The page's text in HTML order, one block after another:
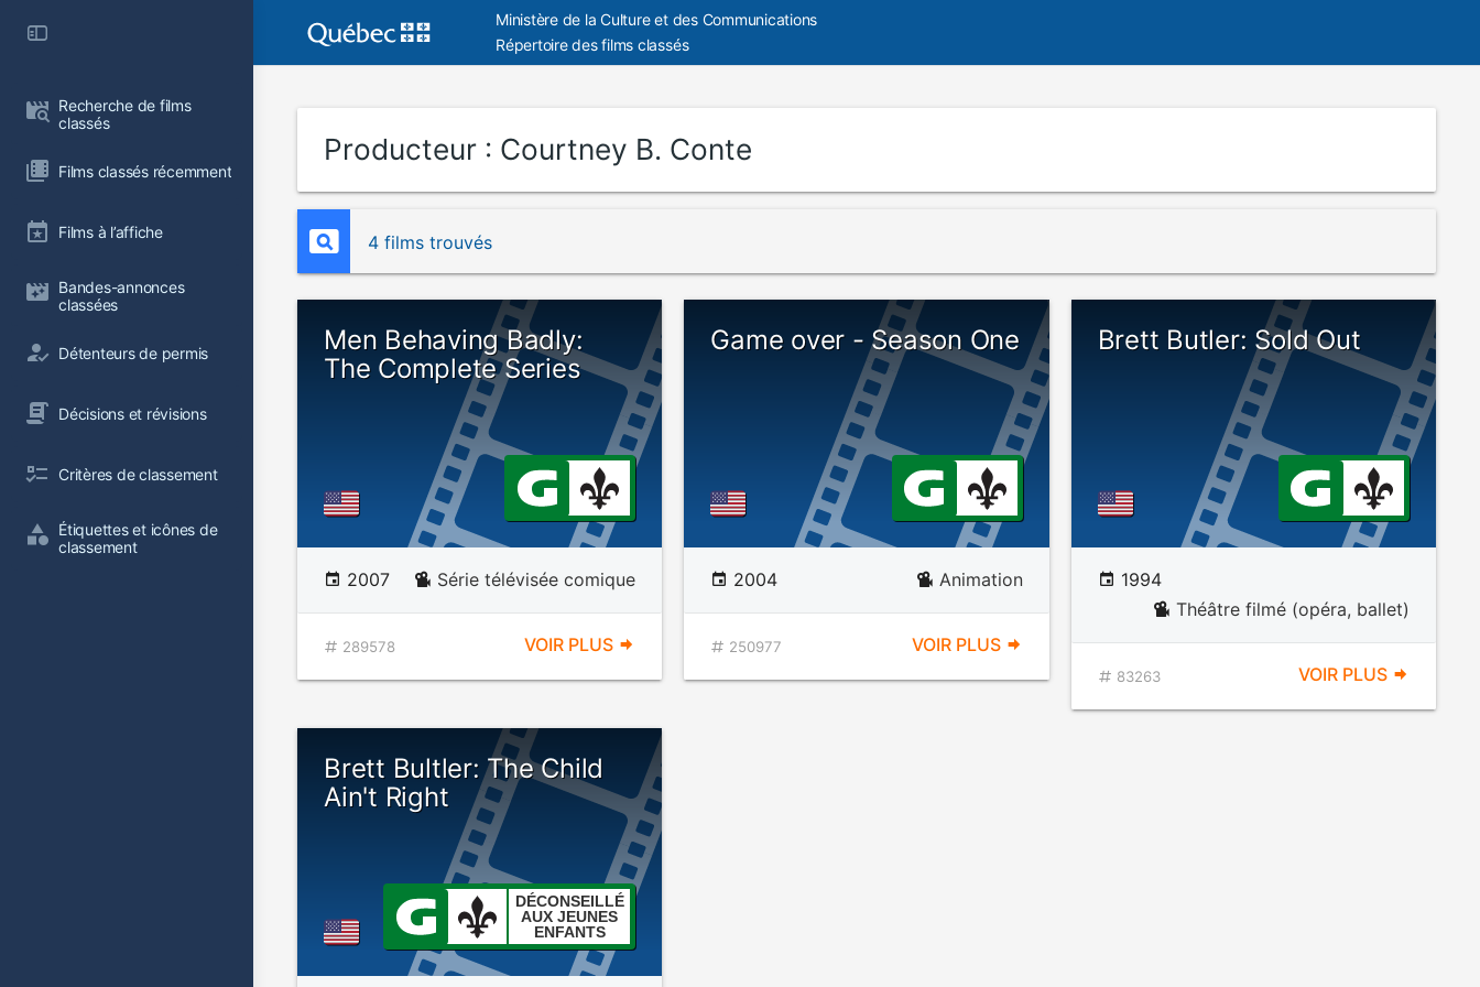
Recherche de films
classés
Films classés récemment
Films à l’affiche
Bandes-annonces
classées
Détenteurs de permis
Décisions et révisions
Critères de classement
Étiquettes et icônes de
classement
Ministère de la Culture et des Communications
Répertoire des films classés
Producteur : Courtney B. Conte
4 films trouvés
Men Behaving Badly:
The Complete Series
2007 Série télévisée comique
289578 VOIR PLUS
Game over - Season One
2004 Animation
250977 VOIR PLUS
Brett Butler: Sold Out
1994
Théâtre filmé (opéra, ballet)
83263 VOIR PLUS
Brett Bultler: The Child
Ain't Right
DÉCONSEILLÉ
AUX JEUNES
ENFANTS